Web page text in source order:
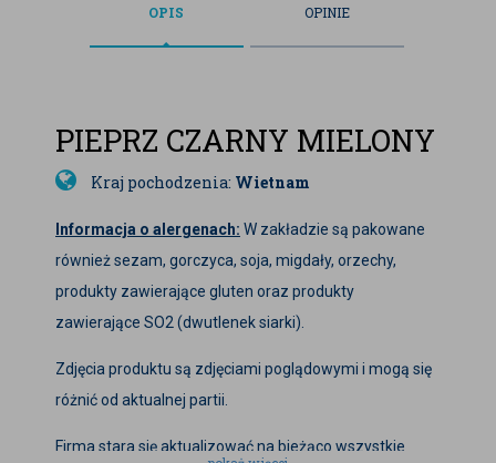
OPIS OPINIE
PIEPRZ CZARNY MIELONY
Kraj pochodzenia: Wietnam
Informacja o alergenach: W zakładzie są pakowane
również sezam, gorczyca, soja, migdały, orzechy,
produkty zawierające gluten oraz produkty
zawierające SO2 (dwutlenek siarki).
Zdjęcia produktu są zdjęciami poglądowymi i mogą się
różnić od aktualnej partii.
Firma stara się aktualizować na bieżąco wszystkie